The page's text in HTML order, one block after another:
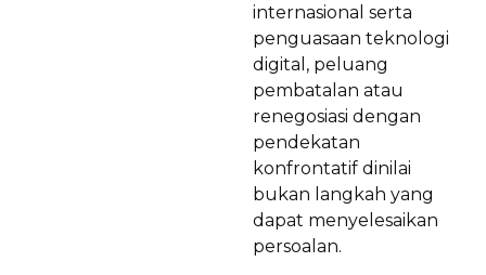
internasional serta
penguasaan teknologi
digital, peluang
pembatalan atau
renegosiasi dengan
pendekatan
konfrontatif dinilai
bukan langkah yang
dapat menyelesaikan
persoalan.